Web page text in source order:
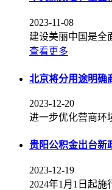
2023-11-08
建设美丽中国是全
查看更多
北京将分用途明确
2023-12-20
进一步优化营商环
贵阳公积金出台新
2023-12-19
2024年1月1日起施